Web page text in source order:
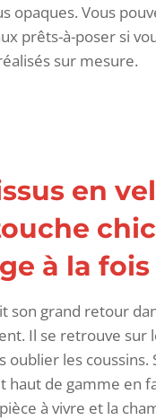
opaques. Vous
prêts-à-poser si
sur mesure.
en
à la fois
son grand retour
Il se retrouve sur
oublier les coussins.
haut de gamme en
à vivre et la